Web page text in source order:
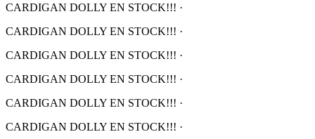
CARDIGAN DOLLY EN STOCK!!! ·
CARDIGAN DOLLY EN STOCK!!! ·
CARDIGAN DOLLY EN STOCK!!! ·
CARDIGAN DOLLY EN STOCK!!! ·
CARDIGAN DOLLY EN STOCK!!! ·
CARDIGAN DOLLY EN STOCK!!! ·